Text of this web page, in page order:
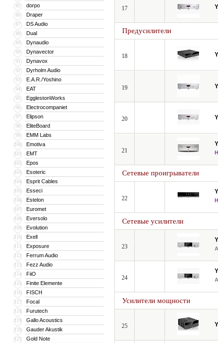
85 dorpo
86 Draper
87 DS Audio
88 Dual
89 Dynaudio
90 Dynavector
91 Dynavox
92 Dyrholm Audio
93 E.A.R./Yoshino
94 EAT
95 EgglestonWorks
96 Electrocompaniet
97 Elipson
98 EliteBoard
99 EMM Labs
100 Emotiva
101 EMT
102 Epos
103 Esoteric
104 Esprit Cables
105 Esseci
106 Estelon
107 Euromet
108 Eversolo
109 Evolution
110 Exell
111 Exposure
112 Ferrum Audio
113 Fezz Audio
114 FiiO
115 Finite Elemente
116 FISCH
117 Focal
118 Furutech
119 Gallo Acoustics
120 Gauder Akustik
121 Gold Note
17
Предусилители
18
19
20
21
Сетевые проигрыватели
22
Сетевые усилители
23
24
Усилители мощности
25